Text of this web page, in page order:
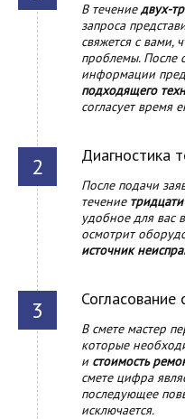
В течениедвух-
запроса
свяжется с вами,
проблемы. После
информации
подходящего
согласует время
Диагностика
После подачи
течение
удобное для вас
осмотрит
источник
Согласование
В смете мастер
которые
и стоимость
смете цифра
последующее
исключается.